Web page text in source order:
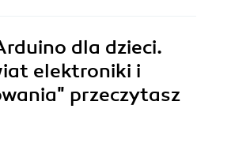
dla dzieci.
elektroniki i
przeczytasz